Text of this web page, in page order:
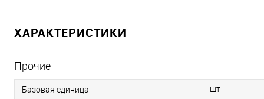
ХАРАКТЕРИСТИКИ
Прочие
Базовая единица шт